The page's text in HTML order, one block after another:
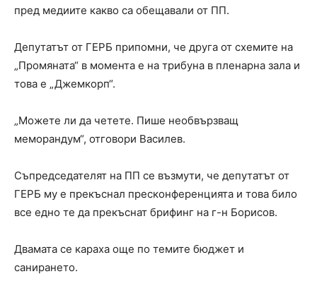
пред медиите какво са обещавали от ПП.
Депутатът от ГЕРБ припомни, че друга от схемите на
„Промяната“ в момента е на трибуна в пленарна зала и
това е „Джемкорп“.
„Можете ли да четете. Пише необвързващ
меморандум“, отговори Василев.
Съпредседателят на ПП се възмути, че депутатът от
ГЕРБ му е прекъснал пресконференцията и това било
все едно те да прекъснат брифинг на г-н Борисов.
Двамата се караха още по темите бюджет и
санирането.